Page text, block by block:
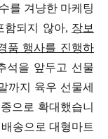
를 겨냥한 마케팅
함되지 않아, 장보
품 행사를 진행하
석을 앞두고 선물
까지 육우 선물세
으로 확대했습니
송으로 대형마트